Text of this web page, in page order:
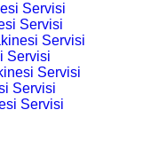
Servisi
Servisi
Servisi
Servisi
Servisi
Servisi
Servisi